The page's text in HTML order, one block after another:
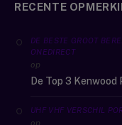
RECENTE
DE BESTE GROOT
ONEDIRECT
op
De Top 3
UHF VHF VERSCHIL
op